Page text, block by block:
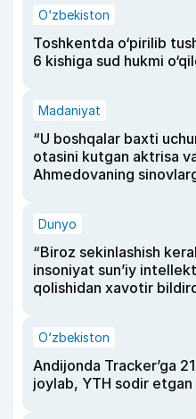
O‘zbekiston
Toshkentda o‘pirilib
6 kishiga sud hukmi
Madaniyat
“U boshqalar baxti
otasini kutgan aktrisa
Ahmedovaning
Dunyo
“Biroz sekinlashish
insoniyat sun’iy
qolishidan xavotir
O‘zbekiston
Andijonda Tracker’ga
joylab, YTH sodir etgan